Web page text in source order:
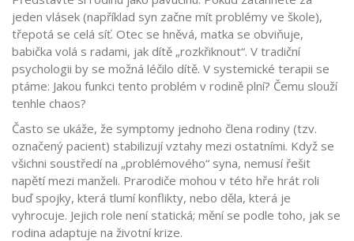
jeden vlásek (například syn začne mít problémy ve škole),
třepotá se celá síť. Otec se hněvá, matka se obviňuje,
babička volá s radami, jak dítě „rozkřiknout“. V tradiční
psychologii by se možná léčilo dítě. V systemické terapii se
ptáme: Jakou funkci tento problém v rodině plní? Čemu slouží
tenhle chaos?
Často se ukáže, že symptomy jednoho člena rodiny (tzv.
označený pacient) stabilizují vztahy mezi ostatními. Když se
všichni soustředí na „problémového“ syna, nemusí řešit
napětí mezi manželi. Prarodiče mohou v této hře hrát roli
buď spojky, která tlumí konflikty, nebo děla, která je
vyhrocuje. Jejich role není statická; mění se podle toho, jak se
rodina adaptuje na životní krize.